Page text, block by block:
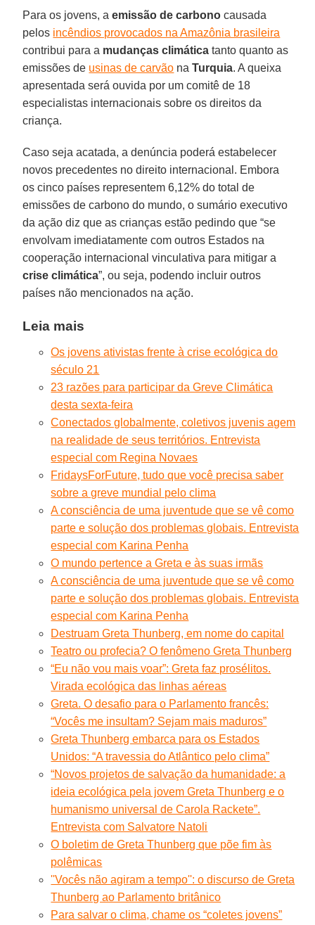
Para os jovens, aemissão de carbono causada
pelos incêndios provocados na Amazônia brasileira
contribui para a mudanças climática tanto quanto as
emissões de usinas de carvão naTurquia. A queixa
apresentada será ouvida por um comitê de 18
especialistas internacionais sobre os direitos da
criança.
Caso seja acatada, a denúncia poderá estabelecer
novos precedentes no direito internacional. Embora
os cinco países representem 6,12% do total de
emissões de carbono do mundo, o sumário executivo
da ação diz que as crianças estão pedindo que “se
envolvam imediatamente com outros Estados na
cooperação internacional vinculativa para mitigar a
crise climática”, ou seja, podendo incluir outros
países não mencionados na ação.
Leia mais
Os jovens ativistas frente à crise ecológica do
século 21
23 razões para participar da Greve Climática
desta sexta-feira
Conectados globalmente, coletivos juvenis agem
na realidade de seus territórios. Entrevista
especial com Regina Novaes
FridaysForFuture, tudo que você precisa saber
sobre a greve mundial pelo clima
A consciência de uma juventude que se vê como
parte e solução dos problemas globais. Entrevista
especial com Karina Penha
O mundo pertence a Greta e às suas irmãs
A consciência de uma juventude que se vê como
parte e solução dos problemas globais. Entrevista
especial com Karina Penha
Destruam Greta Thunberg, em nome do capital
Teatro ou profecia? O fenômeno Greta Thunberg
“Eu não vou mais voar”: Greta faz prosélitos.
Virada ecológica das linhas aéreas
Greta. O desafio para o Parlamento francês:
“Vocês me insultam? Sejam mais maduros”
Greta Thunberg embarca para os Estados
Unidos: “A travessia do Atlântico pelo clima”
“Novos projetos de salvação da humanidade: a
ideia ecológica pela jovem Greta Thunberg e o
humanismo universal de Carola Rackete”.
Entrevista com Salvatore Natoli
O boletim de Greta Thunberg que põe fim às
polêmicas
''Vocês não agiram a tempo'': o discurso de Greta
Thunberg ao Parlamento britânico
Para salvar o clima, chame os “coletes jovens”